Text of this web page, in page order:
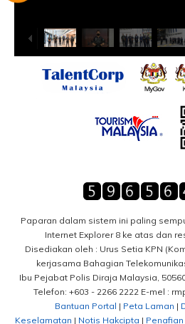
Paparan dalam sistem ini paling
Internet Explorer 8 ke atas dan
Disediakan oleh : Urus Setia KPN
kerjasama Bahagian
Ibu Pejabat Polis Diraja Malaysia,
Telefon: +603 - 2266 2222 E-mel :
Bantuan Portal | Peta Laman |
Keselamatan | Notis Hakcipta | Penafian